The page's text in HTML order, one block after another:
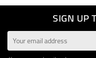
SIGN UP